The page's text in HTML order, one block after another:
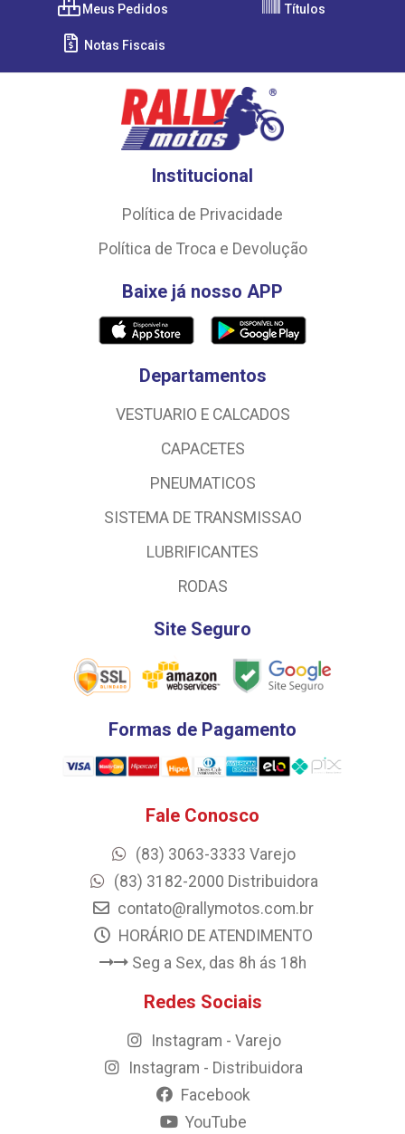
Meus Pedidos Títulos
Notas Fiscais
Institucional
Política de Privacidade
Política de Troca e Devolução
Baixe já nosso APP
Departamentos
VESTUARIO E CALCADOS
CAPACETES
PNEUMATICOS
SISTEMA DE TRANSMISSAO
LUBRIFICANTES
RODAS
Site Seguro
Formas de Pagamento
Fale Conosco
(83) 3063-3333 Varejo
(83) 3182-2000 Distribuidora
contato@rallymotos.com.br
HORÁRIO DE ATENDIMENTO
Seg a Sex, das 8h ás 18h
Redes Sociais
Instagram - Varejo
Instagram - Distribuidora
Facebook
YouTube